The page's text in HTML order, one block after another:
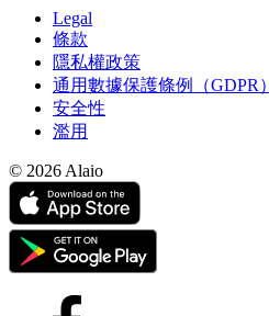
Legal
條款
隱私權政策
通用數據保護條例（GDPR）
安全性
濫用
© 2026 Alaio